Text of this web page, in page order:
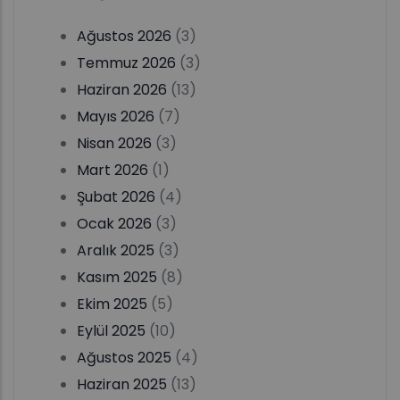
Ağustos 2026 (3)
Temmuz 2026 (3)
Haziran 2026 (13)
Mayıs 2026 (7)
Nisan 2026 (3)
Mart 2026 (1)
Şubat 2026 (4)
Ocak 2026 (3)
Aralık 2025 (3)
Kasım 2025 (8)
Ekim 2025 (5)
Eylül 2025 (10)
Ağustos 2025 (4)
Haziran 2025 (13)